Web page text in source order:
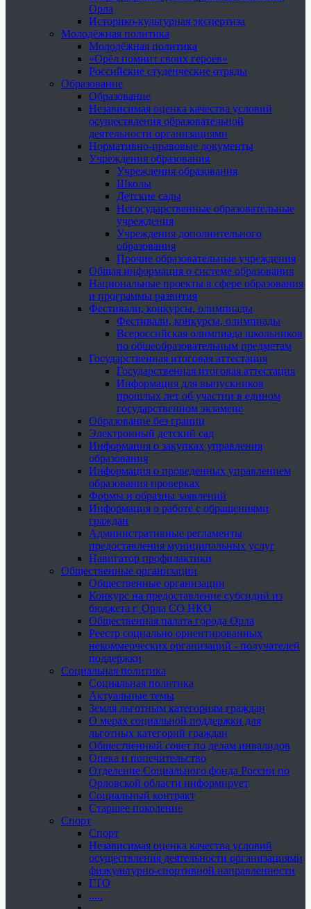
Орла
Историко-культурная экспертиза
Молодёжная политика
Молодёжная политика
«Орёл помнит своих героев»
Российские студенческие отряды
Образование
Образование
Независимая оценка качества условий
осуществления образовательной
деятельности организациями
Нормативно-правовые документы
Учреждения образования
Учреждения образования
Школы
Детские сады
Негосударственные образовательные
учреждения
Учреждения дополнительного
образования
Прочие образовательные учреждения
Общая информация о системе образования
Национальные проекты в сфере образования
и программы развития
Фестивали, конкурсы, олимпиады
Фестивали, конкурсы, олимпиады
Всероссийская олимпиада школьников
по общеобразовательным предметам
Государственная итоговая аттестация
Государственная итоговая аттестация
Информация для выпускников
прошлых лет об участии в едином
государственном экзамене
Образование без границ
Электронный детский сад
Информация о закупках управления
образования
Информация о проведенных управлением
образования проверках
Формы и образцы заявлений
Информация о работе с обращениями
граждан
Административные регламенты
предоставления муниципальных услуг
Навигатор профилактики
Общественные организации
Общественные организации
Конкурс на предоставление субсидий из
бюджета г. Орла СО НКО
Общественная палата города Орла
Реестр социально ориентированных
некоммерческих организаций - получателей
поддержки
Социальная политика
Социальная политика
Актуальные темы
Земля льготным категориям граждан
О мерах социальной поддержки для
льготных категорий граждан
Общественный совет по делам инвалидов
Опека и попечительство
Отделение Социального фонда России по
Орловской области информирует
Социальный контракт
Старшее поколение
Спорт
Спорт
Независимая оценка качества условий
осуществления деятельности организациями
физкультурно-спортивной направленности
ГТО
.....